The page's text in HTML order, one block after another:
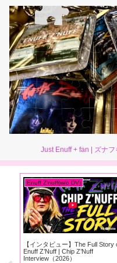
Just Enuff + fan | ズナフ
Enuff Z'nuff(w/o DV)
【インタビュー】The Full Story
Enuff Z’Nuff | Chip Z’Nuff
Interview（2026）